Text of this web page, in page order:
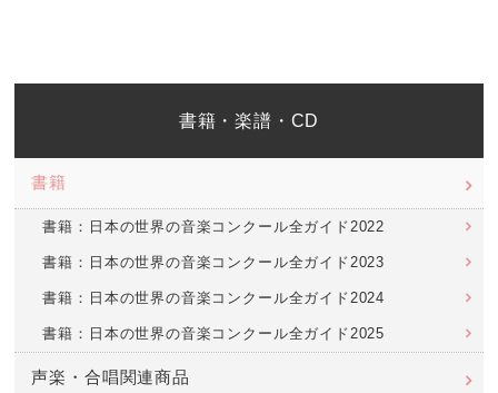
書籍・楽譜・CD
書籍
書籍：日本の世界の音楽コンクール全ガイド2022
書籍：日本の世界の音楽コンクール全ガイド2023
書籍：日本の世界の音楽コンクール全ガイド2024
書籍：日本の世界の音楽コンクール全ガイド2025
声楽・合唱関連商品